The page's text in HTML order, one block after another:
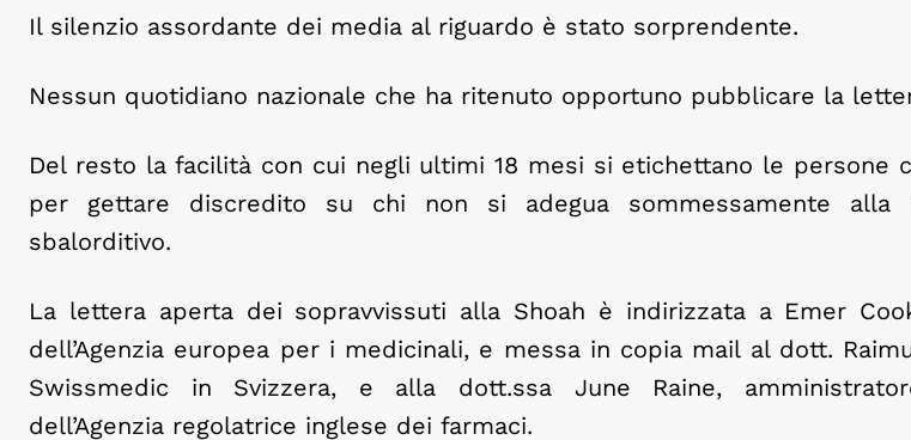
Il silenzio assordante dei media al riguardo è stato sorprendente.
Nessun quotidiano nazionale che ha ritenuto opportuno pubblicare la
Del resto la facilità con cui negli ultimi 18 mesi si etichettano le persone
per gettare discredito su chi non si adegua sommessamente alla
sbalorditivo.
La lettera aperta dei sopravvissuti alla Shoah è indirizzata a Emer
dell’Agenzia europea per i medicinali, e messa in copia mail al dott.
Swissmedic in Svizzera, e alla dott.ssa June Raine,
dell’Agenzia regolatrice inglese dei farmaci.